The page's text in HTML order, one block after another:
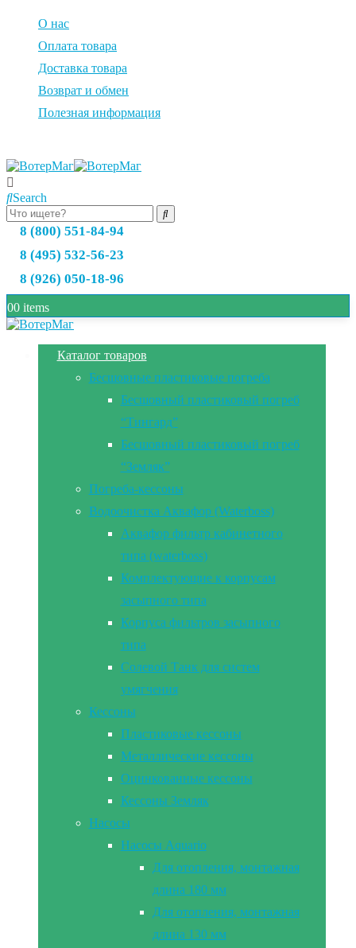
О нас
Оплата товара
Доставка товара
Возврат и обмен
Полезная информация
Search
8 (800) 551-84-94
8 (495) 532-56-23
8 (926) 050-18-96
00 items
Каталог товаров
Бесшовные пластиковые погреба
Бесшовный пластиковый погреб
“Тингард”
Бесшовный пластиковый погреб
“Земляк”
Погреба-кессоны
Водоочистка Аквафор (Waterboss)
Аквафор фильтр кабинетного
типа (waterboss)
Комплектующие к корпусам
засыпного типа
Корпуса фильтров засыпного
типа
Солевой Танк для систем
умягчения
Кессоны
Пластиковые кессоны
Металлические кессоны
Оцинкованные кессоны
Кессоны Земляк
Насосы
Насосы Aquario
Для отопления, монтажная
длина 180 мм
Для отопления, монтажная
длина 130 мм